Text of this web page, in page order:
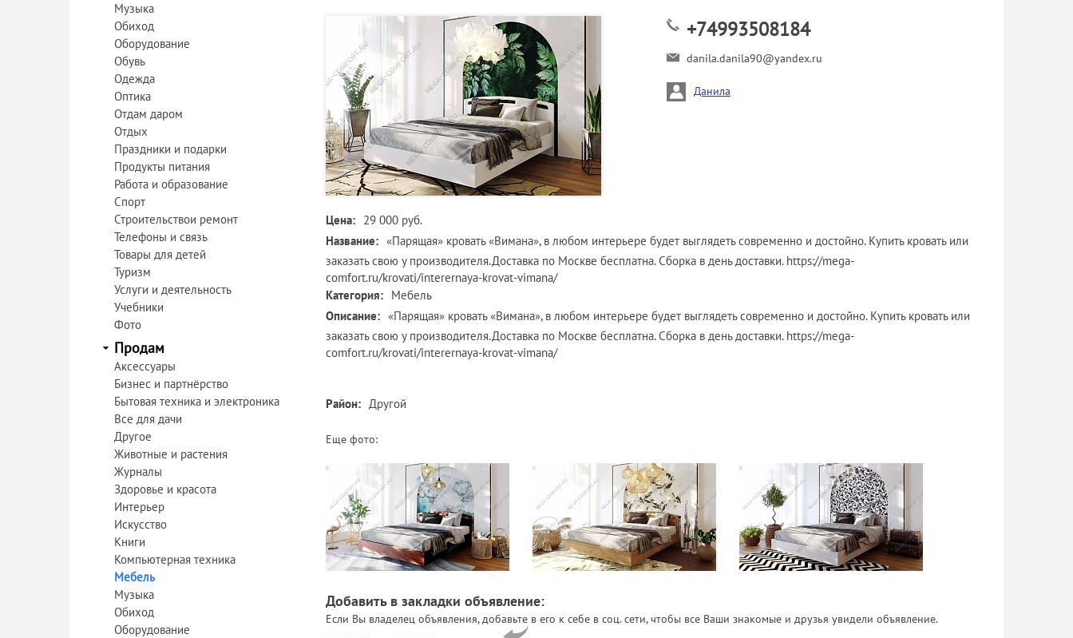
Музыка
Обиход
Оборудование
Обувь
Одежда
Оптика
Отдам даром
Отдых
Праздники и подарки
Продукты питания
Работа и образование
Спорт
Строительствои ремонт
Телефоны и связь
Товары для детей
Туризм
Услуги и деятельность
Учебники
Фото
Продам
Аксессуары
Бизнес и партнёрство
Бытовая техника и электроника
Все для дачи
Другое
Животные и растения
Журналы
Здоровье и красота
Интерьер
Искусство
Книги
Компьютерная техника
Мебель
Музыка
Обиход
Оборудование
+74993508184
danila.danila90@yandex.ru
Данила
Цена: 29 000 руб.
Название: «Парящая» кровать «Вимана», в любом интерьере будет выглядеть современно и достойно. Купить кровать или
заказать свою у производителя.Доставка по Москве бесплатна. Сборка в день доставки. https://mega-
comfort.ru/krovati/interernaya-krovat-vimana/
Категория: Мебель
Описание: «Парящая» кровать «Вимана», в любом интерьере будет выглядеть современно и достойно. Купить кровать или
заказать свою у производителя.Доставка по Москве бесплатна. Сборка в день доставки. https://mega-
comfort.ru/krovati/interernaya-krovat-vimana/
Район: Другой
Еще фото:
Добавить в закладки объявление:
Если Вы владелец объявления, добавьте в его к себе в соц. сети, чтобы все Ваши знакомые и друзья увидели объявление.